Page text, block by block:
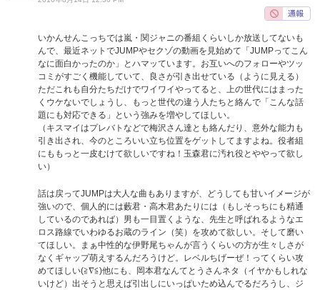
いかんせんこっちでは嵐・関ジャニの番組くらいしか放送してないも
んで、最近ネットでJUMPやセクゾの動画を見始めて「JUMPってこん
なに面白かったのか」とハマッています。お互いへのフォローやツッ
コミがすごく機能していて、良さが引き出せている（ように見える）
ただこれも自分たちだけでワイワイやってると、上の世代にはまった
くウケないでしょうし、もっと世代の違う人たちと絡んで「こんな話
題にも対応できる」という強みを増やしてほしい。
（キスマイはプレバトなどで梅沢さん達とも絡んだり、意外な能力も
引き出され、今のところいい立ち位置をゲットしてますよね。役者組
にももっと一皮むけて欲しいですね！玉森君に汚れ役とややって欲し
い）
話は戻ってJUMPは大人な曲もありますが、どうしても甘いイメージが
強いので、個人的には藪君・高木君あたりには（もしそっちにも精通
しているのであれば）男も一目置くような、先生と呼ばれるようなエ
ロス路線でいわゆるお蔵のライン（笑）を攻めて欲しい。そして磨い
てほしい。まぁ中性的な伊野尾ちゃんが言うくらいの方が生々しさが
なくギャップ萌えするんだろうけど。レベルちげーぜ！ってくらい攻
めてほしい(≧∇≦)他にも、岡本君なんてとうさんネタ（イヤかもしれな
いけど）出そうと思えば引出しにいっぱいため込んでるだろうし、ジ